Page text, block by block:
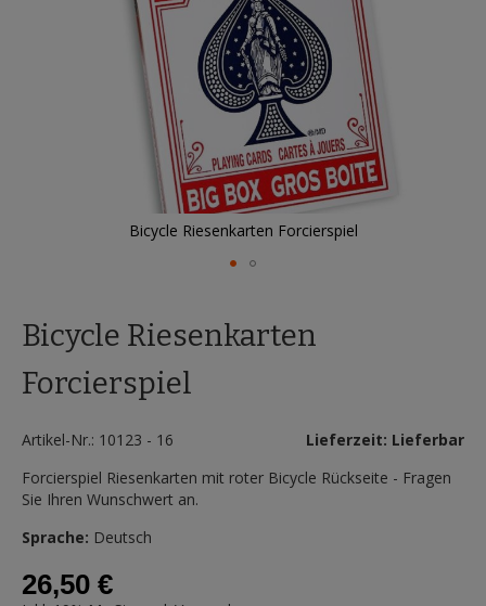
Bicycle Riesenkarten Forcierspiel
der
Bildergalerie
springen
Bicycle Riesenkarten
Forcierspiel
Artikel-Nr.: 10123 - 16
Lieferzeit: Lieferbar
Forcierspiel Riesenkarten mit roter Bicycle Rückseite - Fragen
Sie Ihren Wunschwert an.
Sprache: Deutsch
26,50 €